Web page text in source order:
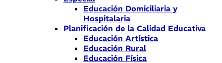
Educación Domiciliaria y
Hospitalaria
Planificación de la Calidad Educativa
Educación Artística
Educación Rural
Educación Física